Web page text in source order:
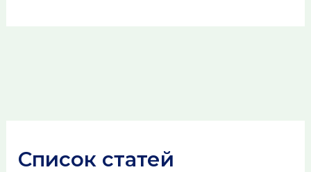
Список статей